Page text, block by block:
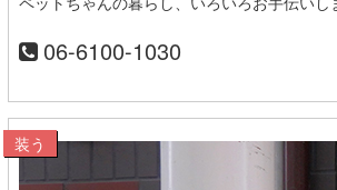
06-6100-1030
装う